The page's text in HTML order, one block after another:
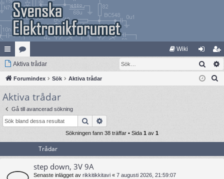
na
bb
lä
nk
ar
at
eg
ori
er
Wiki
og
ga
li
m
Aktiva trådar Sök
Forumindex Sök Aktiva trådar
Aktiva trådar
Gå till avancerad sökning
Sök
Sökningen fann 38 träffar • Sida 1 av 1
Trådar
step down, 3V 9A
Senaste inlägget av rikkitikkitavi « 7 augusti 2026, 21:59:07